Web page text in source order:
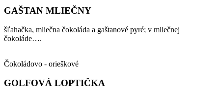
GAŠTAN MLIEČNY
šľahačka, mliečna čokoláda a gaštanové pyré; v mliečnej
čokoláde….
Čokoládovo - orieškové
GOLFOVÁ LOPTIČKA